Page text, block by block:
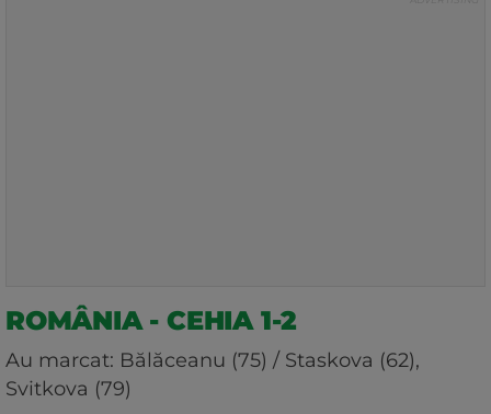
ROMÂNIA - CEHIA 1-2
Au marcat: Bălăceanu (75) / Staskova (62),
Svitkova (79)